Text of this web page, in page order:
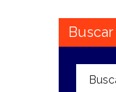
Buscar
Buscar: